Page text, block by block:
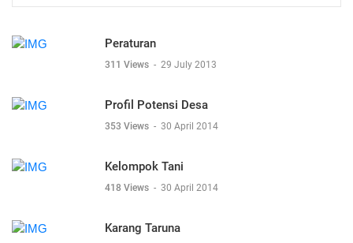
Peraturan
311 Views - 29 July 2013
Profil Potensi Desa
353 Views - 30 April 2014
Kelompok Tani
418 Views - 30 April 2014
Karang Taruna